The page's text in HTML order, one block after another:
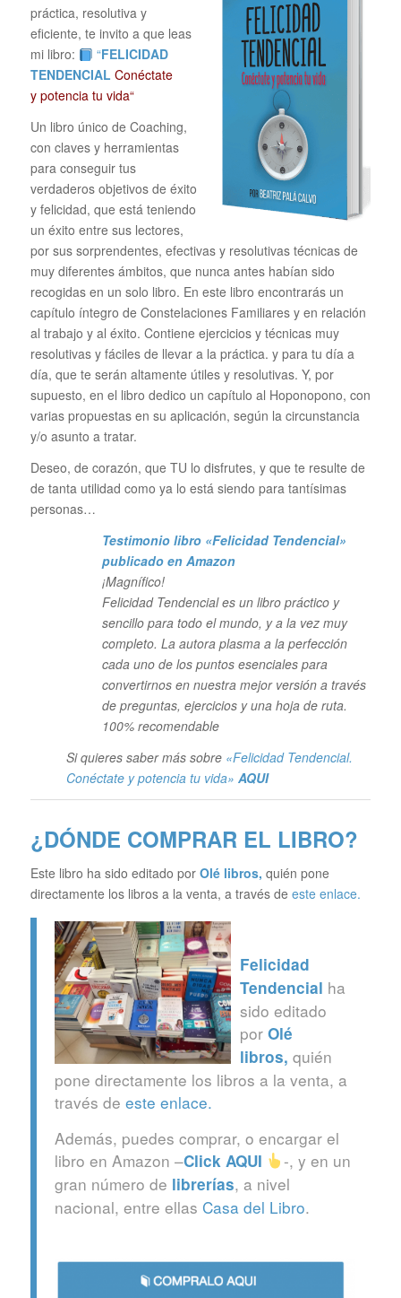
práctica, resolutiva y
eficiente, te invito a que leas
mi libro:
“FELICIDAD
TENDENCIAL Conéctate
y potencia tu vida“
Un libro único de Coaching,
con claves y herramientas
para conseguir tus
verdaderos objetivos de éxito
y felicidad, que está teniendo
un éxito entre sus lectores,
por sus sorprendentes, efectivas y resolutivas técnicas de
muy diferentes ámbitos, que nunca antes habían sido
recogidas en un solo libro. En este libro encontrarás un
capítulo íntegro de Constelaciones Familiares y en relación
al trabajo y al éxito. Contiene ejercicios y técnicas muy
resolutivas y fáciles de llevar a la práctica. y para tu día a
día, que te serán altamente útiles y resolutivas. Y, por
supuesto, en el libro dedico un capítulo al Hoponopono, con
varias propuestas en su aplicación, según la circunstancia
y/o asunto a tratar.
Deseo, de corazón, que TU lo disfrutes, y que te resulte de
de tanta utilidad como ya lo está siendo para tantísimas
personas…
Testimonio libro «Felicidad Tendencial»
publicado en Amazon
¡Magnífico!
Felicidad Tendencial es un libro práctico y
sencillo para todo el mundo, y a la vez muy
completo. La autora plasma a la perfección
cada uno de los puntos esenciales para
convertirnos en nuestra mejor versión a través
de preguntas, ejercicios y una hoja de ruta.
100% recomendable
Si quieres saber más sobre «Felicidad Tendencial.
Conéctate y potencia tu vida» AQUI
¿DÓNDE COMPRAR EL LIBRO?
Este libro ha sido editado por Olé libros, quién pone
directamente los libros a la venta, a través de este enlace.
Felicidad
Tendencial ha
sido editado
por Olé
libros, quién
pone directamente los libros a la venta, a
través de este enlace.
Además, puedes comprar, o encargar el
libro en Amazon –Click AQUI
-, y en un
gran número de librerías, a nivel
nacional, entre ellas Casa del Libro.